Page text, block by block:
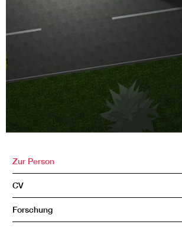
Zur Person
CV
Forschung